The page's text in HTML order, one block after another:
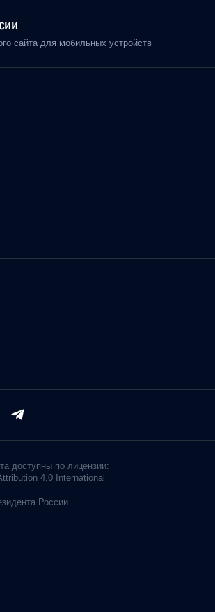
сайта для мобильных устройств
доступны по лицензии:
4.0 International
России